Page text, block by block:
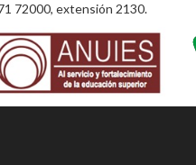
72000, extensión 2130.